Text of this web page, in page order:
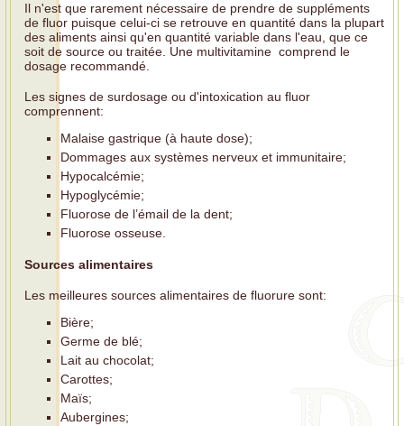
Il n'est que rarement nécessaire de prendre de suppléments
de fluor puisque celui-ci se retrouve en quantité dans la plupart
des aliments ainsi qu'en quantité variable dans l'eau, que ce
soit de source ou traitée. Une multivitamine comprend le
dosage recommandé.
Les signes de surdosage ou d'intoxication au fluor
comprennent:
Malaise gastrique (à haute dose);
Dommages aux systèmes nerveux et immunitaire;
Hypocalcémie;
Hypoglycémie;
Fluorose de l’émail de la dent;
Fluorose osseuse.
Sources alimentaires
Les meilleures sources alimentaires de fluorure sont:
Bière;
Germe de blé;
Lait au chocolat;
Carottes;
Maïs;
Aubergines;